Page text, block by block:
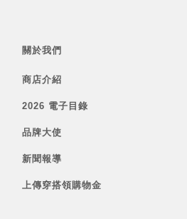
關於我們
商店介紹
2026 電子目錄
品牌大使
新聞報導
上傳穿搭領購物金